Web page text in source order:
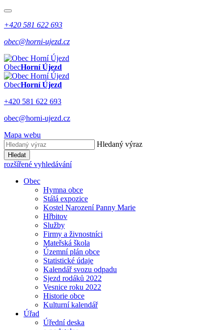
+420 581 622 693
obec@horni-ujezd.cz
ObecHorní Újezd
ObecHorní Újezd
+420 581 622 693
obec@horni-ujezd.cz
Mapa webu
Hledaný výraz
Hledat
rozšířené vyhledávání
Obec
Hymna obce
Stálá expozice
Kostel Narození Panny Marie
Hřbitov
Služby
Firmy a živnostníci
Mateřská škola
Územní plán obce
Statistické údaje
Kalendář svozu odpadu
Sjezd rodáků 2022
Vesnice roku 2022
Historie obce
Kulturní kalendář
Úřad
Úřední deska